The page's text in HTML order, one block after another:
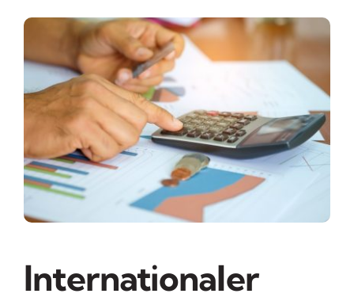
Internationaler